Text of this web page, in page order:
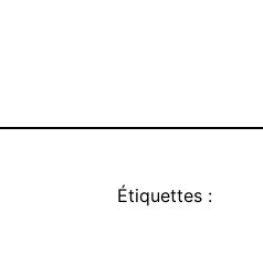
Étiquettes :